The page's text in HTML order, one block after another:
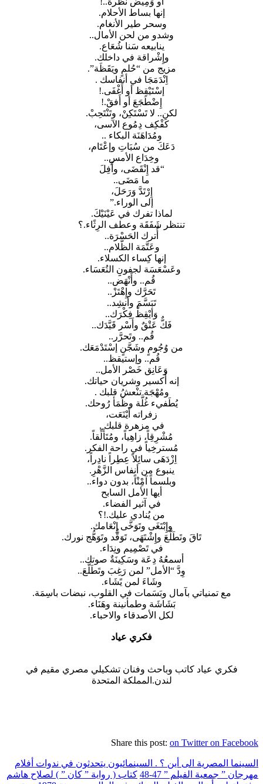
إنها بساط الأحلام.
وسحر طير الأنغام.
وشدو من لحن الأمال..
ينابيعه سَنا شُعَاع.
وإِشْراقة في داخلك.
مزيج من “حُلمٍ ويَقَظَة”.
اِنْدَمَجَا في أنفاسك .
إسْتَيْقِظ أو أَغْفَى.!
إِضْطَجَعَ أو أَفقْ.!
لكن.. لا تَسْتَكِنْ، وتَنْتَحِبْ.
كَفْكِف دِمُوع الآسى،
ومُدَاهَنَة البكاء ..
دَعَكَ من سُبَاتِ وإعْتَام،
وخِدَاع الأمسِ..
“قد إِنْقَضَى، وأَفِلَ
ما مَضَى..
إِرْتَدَّ وَرَحَلَ،
إلى الوراء.”
لماذا تفرك في عَيْنَيْكَ.
تنتظر شَفَقَة وعطف الرِثًاء.؟
أُترك الحَسْرَة..
وعَتَّمَة الظَّلام..
إنها كِساء الكسلاء.
وعَسْعَسَة لجفونِِ التُعَسَاء.
قُم.. وأَنْهَض..
تَحَرَّك وإِهْتَزْ..
تَبَسَّمَ وأنشِد..
وَأيْقِظْ فِكْرَك..
فَكٌّ عَتْقٌ وأَسْر قَيَّدَك..
قُم.. وتَحرَّر..
من وُجُومٍ وشَجَّنٍ إسْتَدْمَعَك.
قُم.. وإستيقظ..
وَعَانِق خَصْر الأمل..
إنه أُكسير وشريان حياتك.
ومُهْجَة تنْعشُ قلبك .
يُطَفيء غُلَّة وظَمَأ رُوحك.
زفراته أَيْنَعَت،
في مزهرة قلبك .
مُشْرِقِاً، زاهِياً، ومُتَأَلِّقاً.
مُسترخِياً في راحة الفكر.
اِزْدَهَى سائِلاً عِطِراً نادِراً،
ينبوع من أنفاس الزَّهْرِ.
وبلسماً آمِْنْاً، بدون دواء..
أيها الأمل السابح
في آثير الفضاء.
من يُنادي عليك.!؟
وإِبْتَغَى وتَوَخَّى إِنْعَامك.
تَاقَ وتَطَلَّعَ وإِشْتَهَى، تَوَقُّد وتَوَهُّج نورك.
في تَصْمِيم ونِدَاء.
أسمعُهُ دِعَة وسَكِينَةٌ صوتك..
وِدَّ “الأمل” لمن رَغِبَ وتَطَلَّعَ..
وشَاءَ لمن يًشَاء.
مع تمنياتي بآمال وبَسَمات في القلوب، نبضات باسِمَة.
بَشَاشَة وطمأنينة وهَنَاء.
لكل الأصدقاء والاحباء.
فكري عياد
فكري عياد كاتب وباحث وفنان تشكيلي مصري مقيم في
لندن.المملكة المتحدة
Share this post: on Twitter on Facebook
السينما المصرية الى أين ؟ . السينمائيون يتحدثون في ندوات أفلام
مهرجان ” جمعية الفيلم ” 47-48
كتاب ( رواية ” كان ” ) لصلاح هاشم